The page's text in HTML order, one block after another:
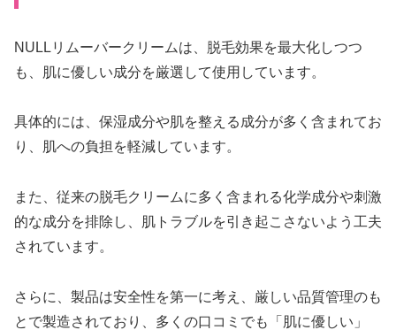
NULLリムーバークリームは、脱毛効果を最大化しつつ
も、肌に優しい成分を厳選して使用しています。
具体的には、保湿成分や肌を整える成分が多く含まれてお
り、肌への負担を軽減しています。
また、従来の脱毛クリームに多く含まれる化学成分や刺激
的な成分を排除し、肌トラブルを引き起こさないよう工夫
されています。
さらに、製品は安全性を第一に考え、厳しい品質管理のも
とで製造されており、多くの口コミでも「肌に優しい」